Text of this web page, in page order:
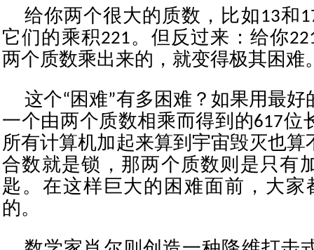
给你两个很大的质数，比如13和
它们的乘积221。但反过来：给你
两个质数乘出来的，就变得极其困难
这个“困难”有多困难？如果用最
一个由两个质数相乘而得到的617位
所有计算机加起来算到宇宙毁灭也算
合数就是锁，那两个质数则是只有
匙。在这样巨大的困难面前，大家
的。